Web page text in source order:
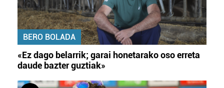
BERO BOLADA
«Ez dago belarrik; garai honetarako oso erreta
daude bazter guztiak»